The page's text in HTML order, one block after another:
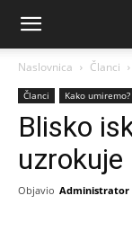
Naslovnica Članci
Članci Kako umiremo?
Blisko
uzrokuje
Objavio Administrator